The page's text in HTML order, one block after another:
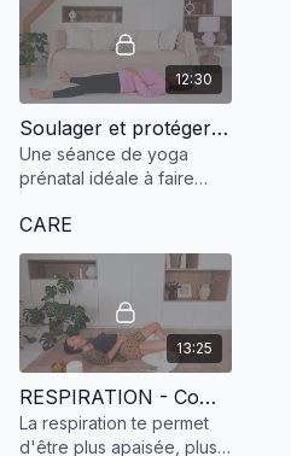
12:30
Soulager et protéger le dos
Une séance de yoga
prénatal idéale à faire
pour prévenir et soulager
les douleurs de dos.
CARE
13:25
RESPIRATION - Complète
La respiration te permet
d'être plus apaisée, plus